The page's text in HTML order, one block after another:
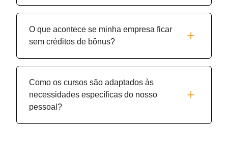
O que acontece se minha empresa ficar
sem créditos de bônus?
Como os cursos são adaptados às
necessidades específicas do nosso
pessoal?